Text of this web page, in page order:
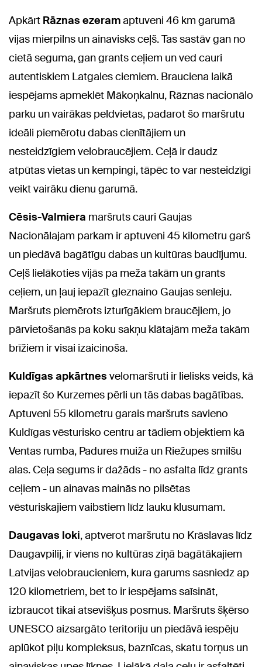
Apkārt Rāznas ezeramaptuveni 46 km garumā
vijas mierpilns un ainavisks ceļš. Tas sastāv gan no
cietā seguma, gan grants ceļiem un ved cauri
autentiskiem Latgales ciemiem. Brauciena laikā
iespējams apmeklēt Mākoņkalnu, Rāznas nacionālo
parku un vairākas peldvietas, padarot šo maršrutu
ideāli piemērotu dabas cienītājiem un
nesteidzīgiem velobraucējiem. Ceļā ir daudz
atpūtas vietas un kempingi, tāpēc to var nesteidzīgi
veikt vairāku dienu garumā.
Cēsis-Valmiera maršruts cauri Gaujas
Nacionālajam parkam ir aptuveni 45 kilometru garš
un piedāvā bagātīgu dabas un kultūras baudījumu.
Ceļš lielākoties vijās pa meža takām un grants
ceļiem, un ļauj iepazīt gleznaino Gaujas senleju.
Maršruts piemērots izturīgākiem braucējiem, jo
pārvietošanās pa koku sakņu klātajām meža takām
brīžiem ir visai izaicinoša.
Kuldīgas apkārtnes velomaršruti ir lielisks veids, kā
iepazīt šo Kurzemes pērli un tās dabas bagātības.
Aptuveni 55 kilometru garais maršruts savieno
Kuldīgas vēsturisko centru ar tādiem objektiem kā
Ventas rumba, Padures muiža un Riežupes smilšu
alas. Ceļa segums ir dažāds - no asfalta līdz grants
ceļiem - un ainavas mainās no pilsētas
vēsturiskajiem vaibstiem līdz lauku klusumam.
Daugavas loki, aptverot maršrutu no Krāslavas līdz
Daugavpilij, ir viens no kultūras ziņā bagātākajiem
Latvijas velobraucieniem, kura garums sasniedz ap
120 kilometriem, bet to ir iespējams saīsināt,
izbraucot tikai atsevišķus posmus. Maršruts šķērso
UNESCO aizsargāto teritoriju un piedāvā iespēju
aplūkot piļu kompleksus, baznīcas, skatu torņus un